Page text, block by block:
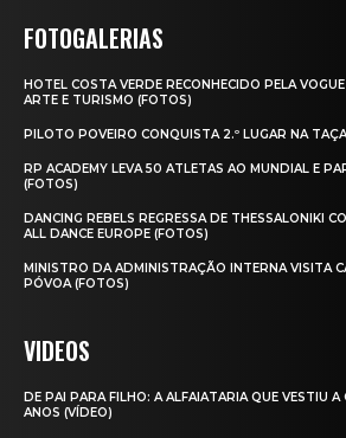
FOTOGALERIAS
HOTEL COSTA VERDE RECONHECIDO PELA
ARTE E TURISMO (FOTOS)
PILOTO POVEIRO CONQUISTA 2.º LUGAR NA
RP ACADEMY LEVA 50 ATLETAS AO MUNDIAL E
(FOTOS)
DANCING REBELS REGRESSA DE THESSALONIKI
ALL DANCE EUROPE (FOTOS)
MINISTRO DA ADMINISTRAÇÃO INTERNA VISITA
PÓVOA (FOTOS)
VIDEOS
DE PAI PARA FILHO: A ALFAIATARIA QUE VESTIU
ANOS (VÍDEO)